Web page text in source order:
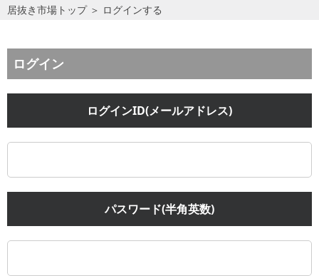
居抜き市場トップ＞ ログインする
ログイン
ログインID(メールアドレス)
パスワード(半角英数)